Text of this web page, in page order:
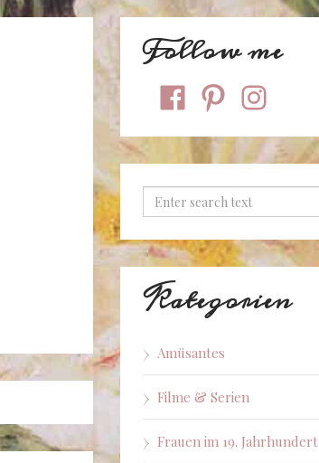
Follow me
facebookpinterestinstagram
Kategorien
Amüsantes
Filme & Serien
Frauen im 19. Jahrhundert